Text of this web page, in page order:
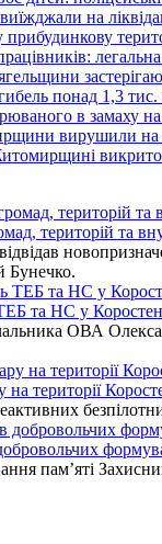
на
понад 1,3
в замаху
вирушили
викрито
територій та
Бунечко.
та НС у
ОВА
на території
пам’яті